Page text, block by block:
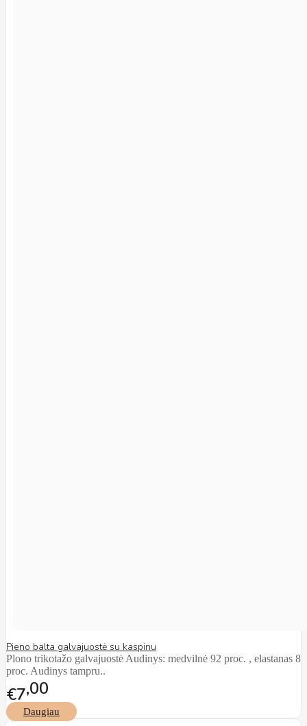
Pieno balta galvajuostė su kaspinu
Plono trikotažo galvajuostė Audinys: medvilnė 92 proc. , elastanas 8
proc. Audinys tampru..
€7 00
Daugiau